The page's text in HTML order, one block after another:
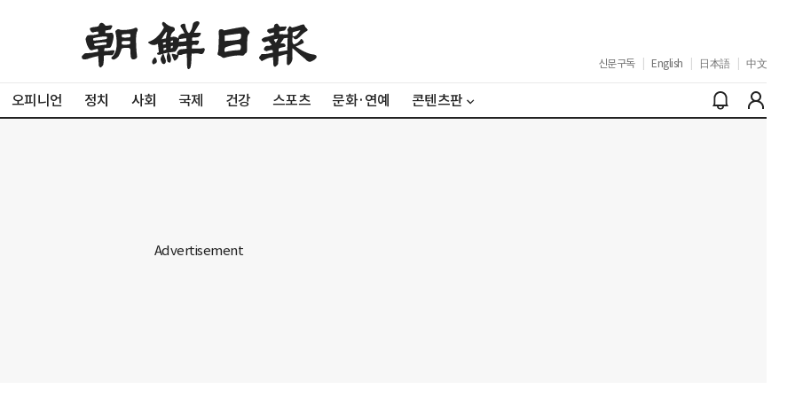
신문구독 English 日本語 中文
오피니언 정치 사회 국제 건강 스포츠 문화·연예 콘텐츠판